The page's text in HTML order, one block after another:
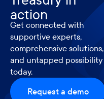
action
Get connected with
supportive experts,
comprehensive solutions,
and untapped possibility
today.
Request a demo